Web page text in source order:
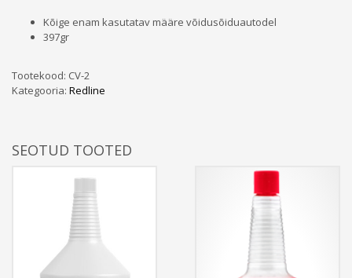
Kõige enam kasutatav määre võidusõiduautodel
397gr
Tootekood: CV-2
Kategooria: Redline
SEOTUD TOOTED